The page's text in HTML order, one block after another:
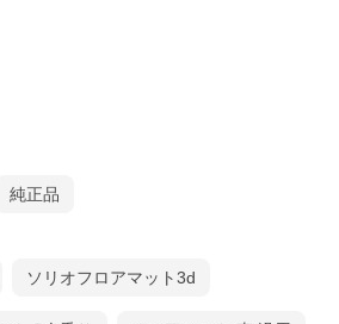
純正品
ソリオフロアマット3d